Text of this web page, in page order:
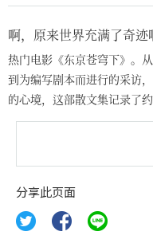
啊，原来世界充满了奇迹
热门电影《东京苍穹下》。
到为编写剧本而进行的采访
的心境，这部散文集记录了
分享此页面